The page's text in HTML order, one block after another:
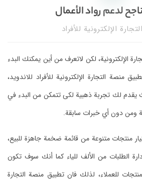
لدعم رواد الأعمال
الإلكترونية للأفراد
الإلكترونية، لكن لاتعرف من أين يمكنك البدء
منصة التجارة الإلكترونية للأفراد للاندويد،
يقدم لك تجربة ذهبية لكى تتمكن من البدء في
دون أي خبرات سابقة.
منتجات متنوعة من قائمة ضخمة جاهزة للبيع،
الطلبات من الألف للياء كما أنك سوف تكون
للعملاء، لذلك فان تطبيق منصة التجارة